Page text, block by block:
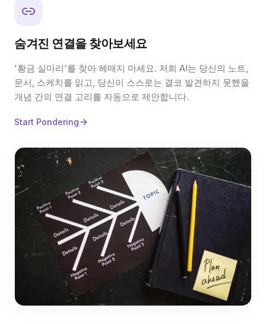
숨겨진 연결을 찾아보세요
'황금 실마리'를 찾아 헤매지 마세요. 저희 AI는 당신의 노트,
문서, 스케치를 읽고, 당신이 스스로는 결코 발견하지 못했을
개념 간의 연결 고리를 자동으로 제안합니다.
Start Pondering